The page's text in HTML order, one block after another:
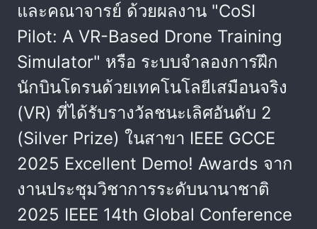
และคณาจารย์ ด้วยผลงาน "CoSI
Pilot: A VR-Based Drone Training
Simulator" หรือ ระบบจำลองการฝึก
นักบินโดรนด้วยเทคโนโลยีเสมือนจริง
(VR) ที่ได้รับรางวัลชนะเลิศอันดับ 2
(Silver Prize) ในสาขา IEEE GCCE
2025 Excellent Demo! Awards จาก
งานประชุมวิชาการระดับนานาชาติ
2025 IEEE 14th Global Conference